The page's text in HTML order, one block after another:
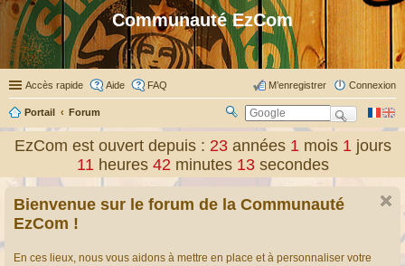
Communauté EzCom
Accès rapide Aide FAQ Connexion
M’enregistrer
Portail Forum
er
EzCom est ouvert depuis : 23 années1 mois1 jours
11 heures42 minutes13 secondes
Bienvenue sur le forum de la Communauté
EzCom !
En ces lieux, nous vous aidons à mettre en place et à personnaliser votre